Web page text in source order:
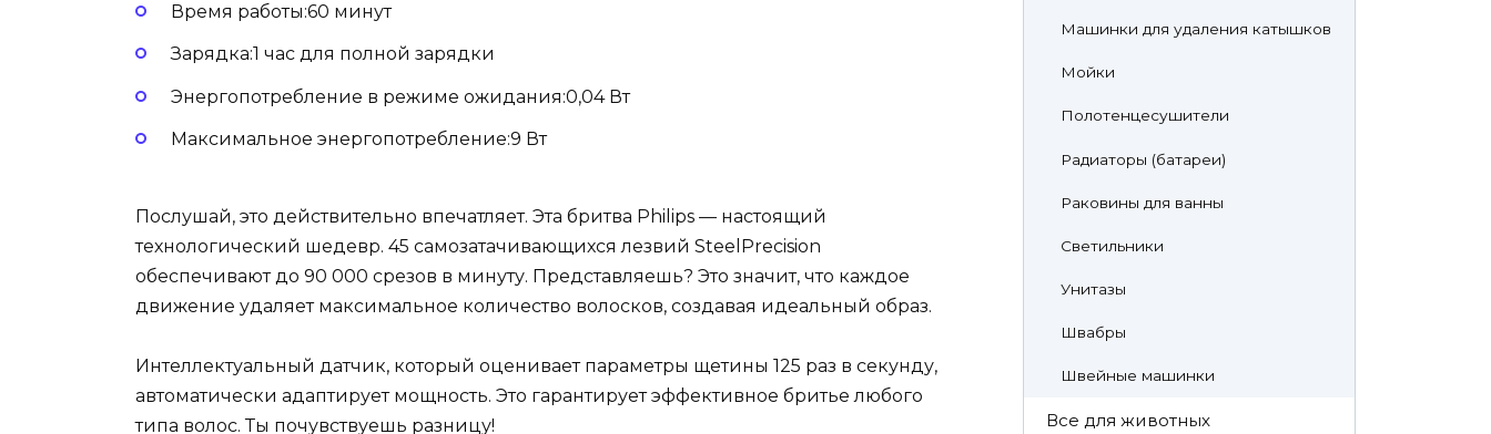
Время работы:60 минут
Зарядка:1 час для полной зарядки
Энергопотребление в режиме ожидания:0,04 Вт
Максимальное энергопотребление:9 Вт
Послушай, это действительно впечатляет. Эта бритва Philips — настоящий
технологический шедевр. 45 самозатачивающихся лезвий SteelPrecision
обеспечивают до 90 000 срезов в минуту. Представляешь? Это значит, что каждое
движение удаляет максимальное количество волосков, создавая идеальный образ.
Интеллектуальный датчик, который оценивает параметры щетины 125 раз в секунду,
автоматически адаптирует мощность. Это гарантирует эффективное бритье любого
типа волос. Ты почувствуешь разницу!
Машинки для удаления катышков
Мойки
Полотенцесушители
Радиаторы (батареи)
Раковины для ванны
Светильники
Унитазы
Швабры
Швейные машинки
Все для животных